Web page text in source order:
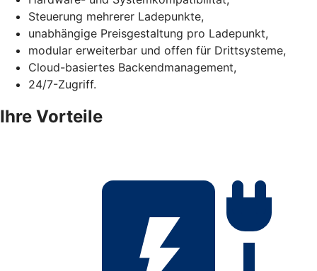
Steuerung mehrerer Ladepunkte,
unabhängige Preisgestaltung pro Ladepunkt,
modular erweiterbar und offen für Drittsysteme,
Cloud-basiertes Backendmanagement,
24/7-Zugriff.
Ihre Vorteile